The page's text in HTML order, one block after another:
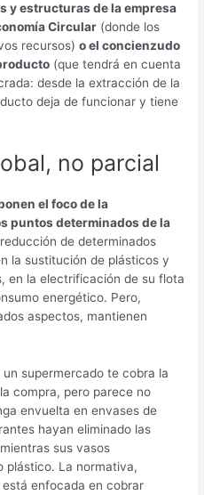
y estructuras de la empresa
Circular (donde los
recursos)o el concienzudo
(que tendrá en cuenta
desde la extracción de la
deja de funcionar y tiene
no parcial
el foco de la
puntos determinados de la
de determinados
la sustitución de plásticos y
en la electrificación de su flota
energético. Pero,
aspectos, mantienen
supermercado te cobra la
compra, pero parece no
envuelta en envases de
hayan eliminado las
sus vasos
plástico. La normativa,
enfocada en cobrar